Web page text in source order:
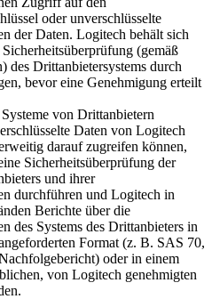
oder unverschlüsselte
der Daten. Logitech behält sich
(gemäß
des Drittanbietersystems durch
bevor eine Genehmigung erteilt
von Drittanbietern
Daten von Logitech
darauf zugreifen können,
Sicherheitsüberprüfung der
und ihrer
durchführen und Logitech in
Berichte über die
des Systems des Drittanbieters in
Format (z. B. SAS 70,
oder in einem
von Logitech genehmigten